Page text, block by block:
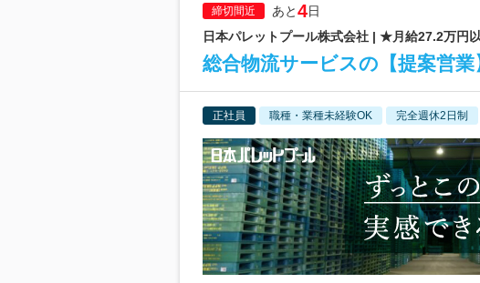
締切間近 あと4日
日本パレットプール株式会社 | ★月給27.2万
総合物流サービスの【提案営
正社員 職種・業種未経験OK 完全週休2日制